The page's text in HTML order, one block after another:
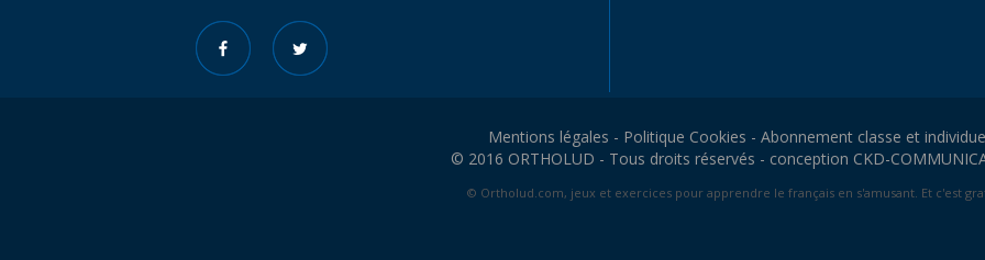
Mentions légales - Politique Cookies - Abonnement classe et
© 2016 ORTHOLUD - Tous droits réservés - conception CKD-
© Ortholud.com, jeux et exercices pour apprendre le français en s'amusant. Et c'est